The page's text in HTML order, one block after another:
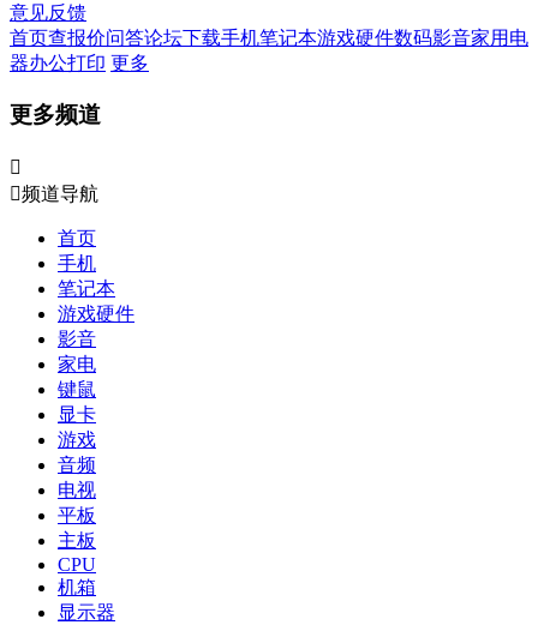
意见反馈
首页查报价问答论坛 下载手机笔记本游戏硬件数码影音家用电
器办公打印 更多
更多频道

频道导航
首页
手机
笔记本
游戏硬件
影音
家电
键鼠
显卡
游戏
音频
电视
平板
主板
CPU
机箱
显示器